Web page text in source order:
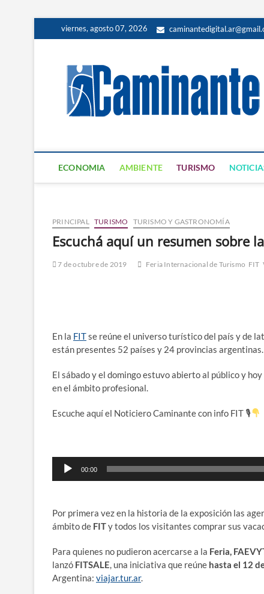
viernes, agosto 07, 2026
ECONOMIA AMBIENTE TURISMO
PRINCIPAL TURISMO TURISMO Y GASTRONOMÍA
Escuchá aquí un resumen sobre
7 de octubre de 2019 Feria Internacional de Turismo FIT
En la FITse reúne el universo turístico del país y de
están presentes 52 países y 24 provincias argentinas.
El sábado y el domingo estuvo abierto al público y
en el ámbito profesional.
Escuche aquí el Noticiero Caminante con info FIT 🎙
Reproductor
00:00
Por primera vez en la historia de la exposición las
ámbito de FITy todos los visitantes comprar sus
Para quienes no pudieron acercarse a la Feria,
lanzó FITSALE, una iniciativa que reúne hasta el 12
Argentina: viajar.tur.ar.